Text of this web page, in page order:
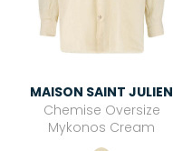
MAISON SAINT JULIEN
Chemise Oversize
Mykonos Cream